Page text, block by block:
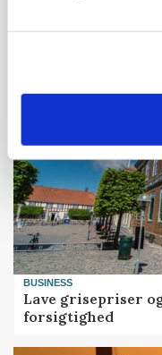
på 3 procent
BUSINESS
Lave grisepriser
forsigtighed